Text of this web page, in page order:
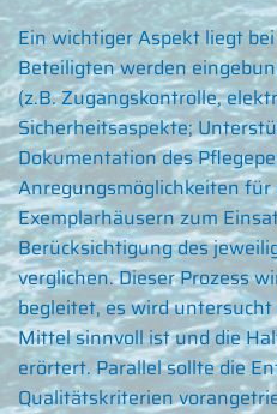
Ein wichtiger Aspekt liegt
Beteiligten werden
(z.B. Zugangskontrolle,
Sicherheitsaspekte;
Dokumentation des
Anregungsmöglichkeiten
Exemplarhäusern zum
Berücksichtigung des
verglichen. Dieser Prozess
begleitet, es wird
Mittel sinnvoll ist und die
erörtert. Parallel sollte die
Qualitätskriterien